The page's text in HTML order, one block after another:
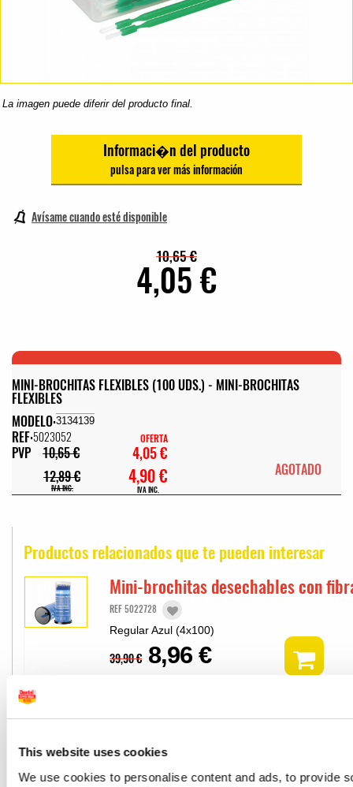
This website uses cookies
We use cookies to personalise content and ads, to provide
La imagen puede diferir del producto final.
Informaci�n del producto
Avísame cuando esté disponible
10,65 €
4,05 €
MINI-BROCHITAS FLEXIBLES (100 UDS.) - MINI-BROCHITAS
FLEXIBLES
MODELO:3134139
REF:5023052
PVP
10,65 €
12,89 €
IVA INC.
OFERTA
4,05 €
4,90 €
IVA INC.
AGOTADO
Productos relacionados que te pueden interesar
Mini-brochitas desechables con
REF 5022728
Regular Azul (4x100)
39,90 € 8,96 €
- +
Mini-brochitas desechables Fino
REF 5023269